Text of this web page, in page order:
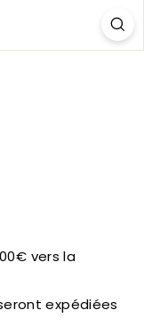
vers la
expédiées